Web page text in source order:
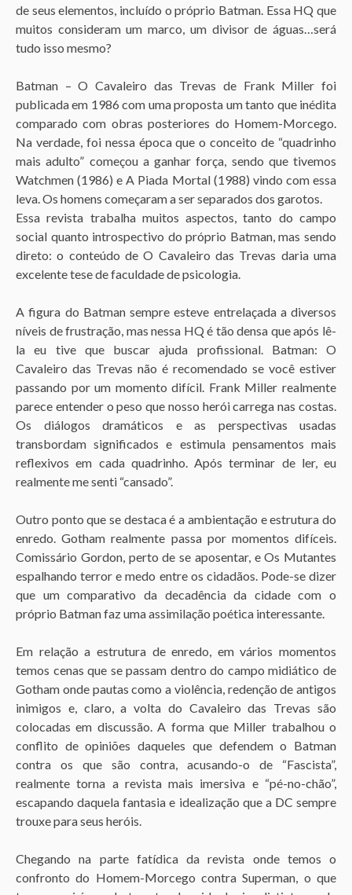
de seus elementos, incluído o próprio Batman. Essa HQ que
muitos consideram um marco, um divisor de águas…será
tudo isso mesmo?
Batman – O Cavaleiro das Trevas de Frank Miller foi
publicada em 1986 com uma proposta um tanto que inédita
comparado com obras posteriores do Homem-Morcego.
Na verdade, foi nessa época que o conceito de “quadrinho
mais adulto” começou a ganhar força, sendo que tivemos
Watchmen (1986) e A Piada Mortal (1988) vindo com essa
leva. Os homens começaram a ser separados dos garotos.
Essa revista trabalha muitos aspectos, tanto do campo
social quanto introspectivo do próprio Batman, mas sendo
direto: o conteúdo de O Cavaleiro das Trevas daria uma
excelente tese de faculdade de psicologia.
A figura do Batman sempre esteve entrelaçada a diversos
níveis de frustração, mas nessa HQ é tão densa que após lê-
la eu tive que buscar ajuda profissional. Batman: O
Cavaleiro das Trevas não é recomendado se você estiver
passando por um momento difícil. Frank Miller realmente
parece entender o peso que nosso herói carrega nas costas.
Os diálogos dramáticos e as perspectivas usadas
transbordam significados e estimula pensamentos mais
reflexivos em cada quadrinho. Após terminar de ler, eu
realmente me senti “cansado”.
Outro ponto que se destaca é a ambientação e estrutura do
enredo. Gotham realmente passa por momentos difíceis.
Comissário Gordon, perto de se aposentar, e Os Mutantes
espalhando terror e medo entre os cidadãos. Pode-se dizer
que um comparativo da decadência da cidade com o
próprio Batman faz uma assimilação poética interessante.
Em relação a estrutura de enredo, em vários momentos
temos cenas que se passam dentro do campo midiático de
Gotham onde pautas como a violência, redenção de antigos
inimigos e, claro, a volta do Cavaleiro das Trevas são
colocadas em discussão. A forma que Miller trabalhou o
conflito de opiniões daqueles que defendem o Batman
contra os que são contra, acusando-o de “Fascista”,
realmente torna a revista mais imersiva e “pé-no-chão”,
escapando daquela fantasia e idealização que a DC sempre
trouxe para seus heróis.
Chegando na parte fatídica da revista onde temos o
confronto do Homem-Morcego contra Superman, o que